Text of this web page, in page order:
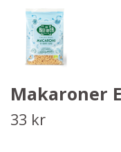
Makaroner
33 kr